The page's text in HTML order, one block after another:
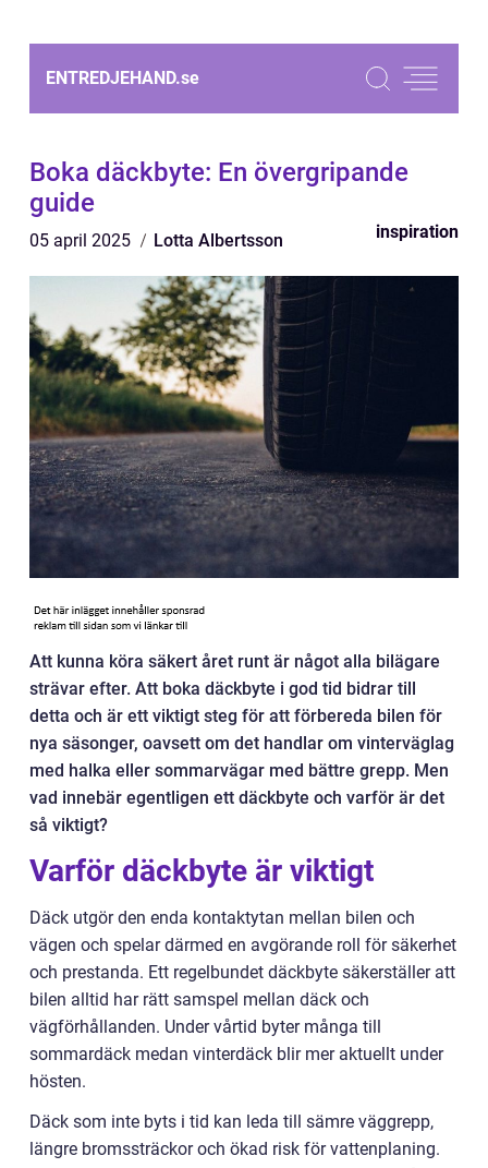
ENTREDJEHAND.se
Boka däckbyte: En övergripande
guide
05 april 2025 Lotta Albertsson inspiration
Att kunna köra säkert året runt är något alla bilägare
strävar efter. Att boka däckbyte i god tid bidrar till
detta och är ett viktigt steg för att förbereda bilen för
nya säsonger, oavsett om det handlar om vinterväglag
med halka eller sommarvägar med bättre grepp. Men
vad innebär egentligen ett däckbyte och varför är det
så viktigt?
Varför däckbyte är viktigt
Däck utgör den enda kontaktytan mellan bilen och
vägen och spelar därmed en avgörande roll för säkerhet
och prestanda. Ett regelbundet däckbyte säkerställer att
bilen alltid har rätt samspel mellan däck och
vägförhållanden. Under vårtid byter många till
sommardäck medan vinterdäck blir mer aktuellt under
hösten.
Däck som inte byts i tid kan leda till sämre väggrepp,
längre bromssträckor och ökad risk för vattenplaning.